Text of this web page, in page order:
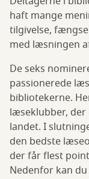
haft mange
tilgivelse,
med læsningen
De seks
passionerede
bibliotekerne.
læseklubber,
landet. I
den bedste
der får flest
Nedenfor kan